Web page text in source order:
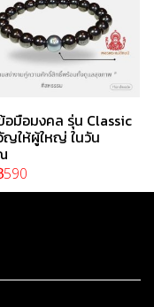
อมือมงคล รุ่น Classic
ญให้ผู้ใหญ่ ในวัน
590